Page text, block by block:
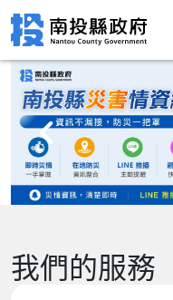
我們的服務